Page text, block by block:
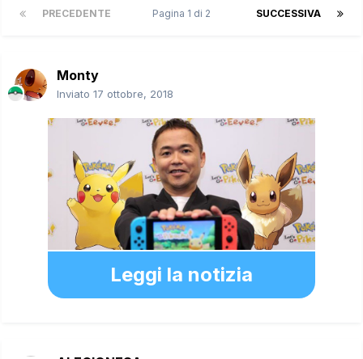
PRECEDENTE SUCCESSIVA
Pagina 1 di 2
Monty
Inviato 17 ottobre, 2018
Leggi la notizia